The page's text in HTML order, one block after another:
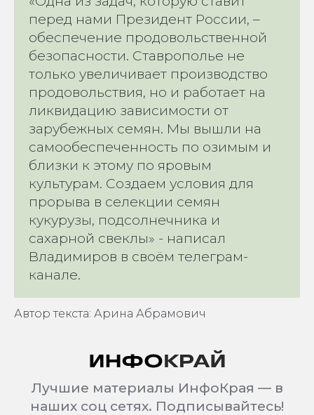
перед нами Президент России, –
обеспечение продовольственной
безопасности. Ставрополье не
только увеличивает производство
продовольствия, но и работает на
ликвидацию зависимости от
зарубежных семян. Мы вышли на
самообеспеченность по озимым и
близки к этому по яровым
культурам. Создаем условия для
прорыва в селекции семян
кукурузы, подсолнечника и
сахарной свеклы» - написал
Владимиров в своём телеграм-
канале.
Автор текста: Арина Абрамович
Лучшие материалы ИнфоКрая — в
наших соц сетях. Подписывайтесь!